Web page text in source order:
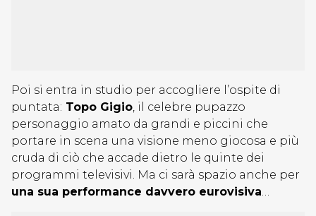
Poi si entra in studio per accogliere l’ospite di
puntata: Topo Gigio, il celebre pupazzo
personaggio amato da grandi e piccini che
portare in scena una visione meno giocosa e più
cruda di ciò che accade dietro le quinte dei
programmi televisivi. Ma ci sarà spazio anche per
una sua performance davvero eurovisiva…